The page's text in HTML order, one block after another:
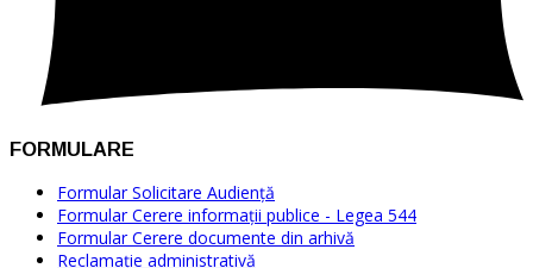
FORMULARE
Formular Solicitare Audiență
Formular Cerere informații publice - Legea 544
Formular Cerere documente din arhivă
Reclamație administrativă